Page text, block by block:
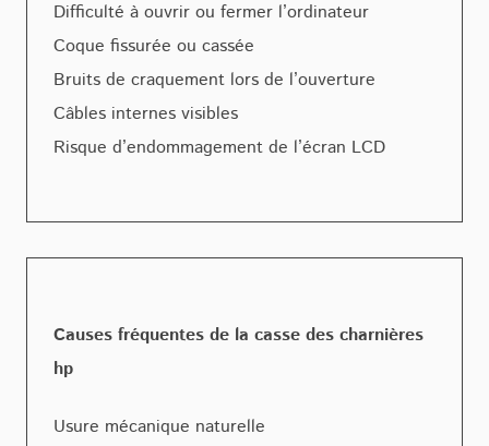
Difficulté à ouvrir ou fermer l’ordinateur
Coque fissurée ou cassée
Bruits de craquement lors de l’ouverture
Câbles internes visibles
Risque d’endommagement de l’écran LCD
Causes fréquentes de la casse des charnières
hp
Usure mécanique naturelle